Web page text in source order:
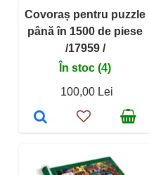
Covoraș pentru puzzle
până în 1500 de piese
/17959 /
În stoc (4)
100,00 Lei